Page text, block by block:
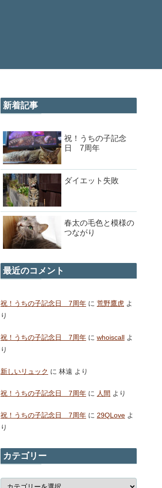
新着記事
祝！うちの子記念
日 7周年
ダイエット失敗
春太の毛色と模様の
つながり
最近のコメント
祝！うちの子記念日 7周年 に 荒野鷹虎 よ
り
祝！うちの子記念日 7周年 に whoiscall よ
り
新しいリュック に 林遠 より
祝！うちの子記念日 7周年 に 人間 より
祝！うちの子記念日 7周年 に 29QLove よ
り
カテゴリー